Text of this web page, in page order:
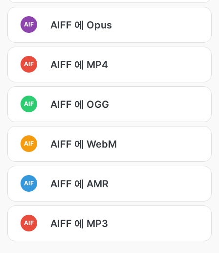
AIF AIFF 에 Opus
AIF AIFF 에 MP4
AIF AIFF 에 OGG
AIF AIFF 에 WebM
AIF AIFF 에 AMR
AIF AIFF 에 MP3